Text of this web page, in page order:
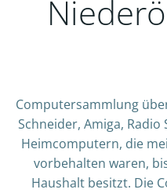
Computersammlung
Schneider, Amiga, Radio
Heimcomputern, die
vorbehalten waren,
Haushalt besitzt. Die